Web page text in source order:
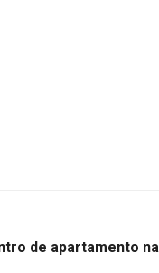
de apartamento na